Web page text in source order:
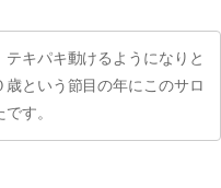
キパキ動けるようになりと
歳という節目の年にこのサロ
す。